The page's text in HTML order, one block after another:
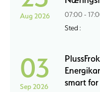
Aug 2026
07:00 -
Sted :
03
Sep 2026
smart